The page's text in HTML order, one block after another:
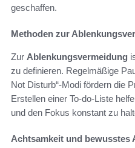
geschaffen.
Methoden zur
Zur Ablenkungsvermeidung
zu definieren. Regelmäßige
Not Disturb“-Modi fördern die
Erstellen einer To-do-Liste
und den Fokus konstant zu
Achtsamkeit und bewusstes